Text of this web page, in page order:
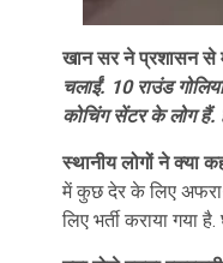
खान सर ने प्रशासन से
चलाईं. 10 राउंड
कोचिंग सेंटर के लोग हैं.
स्थानीय लोगों ने क्या
में कुछ देर के लिए अफरा-
लिए भर्ती कराया गया